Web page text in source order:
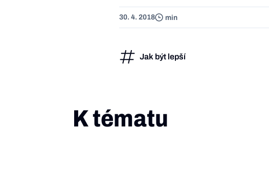
30. 4. 2018 min
Jak být lepší
K tématu